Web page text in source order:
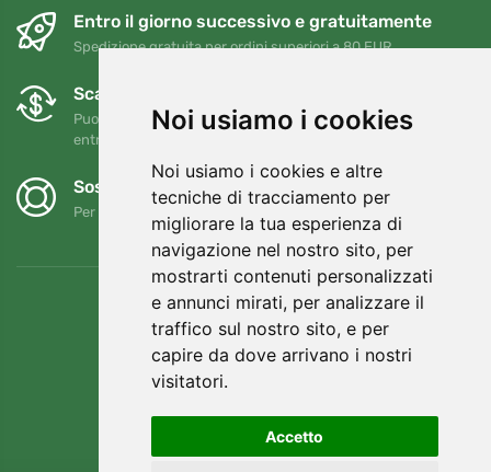
Noi usiamo i cookies
Noi usiamo i cookies e altre
tecniche di tracciamento per
migliorare la tua esperienza di
navigazione nel nostro sito, per
mostrarti contenuti personalizzati
e annunci mirati, per analizzare il
traffico sul nostro sito, e per
capire da dove arrivano i nostri
visitatori.
Accetto
Entro il giorno successivo e gratuitamente
Spedizione gratuita per ordini superiori a 80 EUR
Scambi e resi gratuiti
Puoi restituire o cambiare il tuo ordine in qualsiasi momento
entro 90 giorni
Sosteniamo Trees.org
Per ogni ordine piantiamo un albero! Leggi di più